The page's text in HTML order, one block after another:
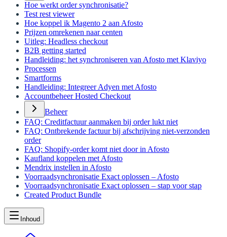
Hoe werkt order synchronisatie?
Test rest viewer
Hoe koppel ik Magento 2 aan Afosto
Prijzen omrekenen naar centen
Uitleg: Headless checkout
B2B getting started
Handleiding: het synchroniseren van Afosto met Klaviyo
Processen
Smartforms
Handleiding: Integreer Adyen met Afosto
Accountbeheer Hosted Checkout
Beheer
FAQ: Creditfactuur aanmaken bij order lukt niet
FAQ: Ontbrekende factuur bij afschrijving niet-verzonden
order
FAQ: Shopify-order komt niet door in Afosto
Kaufland koppelen met Afosto
Mendrix instellen in Afosto
Voorraadsynchronisatie Exact oplossen – Afosto
Voorraadsynchronisatie Exact oplossen – stap voor stap
Created Product Bundle
Inhoud